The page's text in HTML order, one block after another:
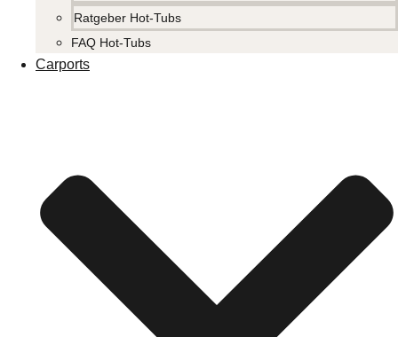
Ratgeber Hot-Tubs
FAQ Hot-Tubs
Carports